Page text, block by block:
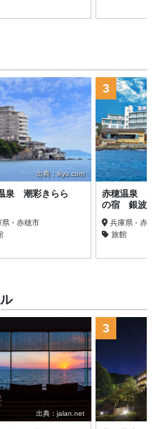
出典：ikyu.com
泉 潮彩きらら
県 - 赤穂市
3
赤穂温泉
の宿 銀波
兵庫県 - 赤
旅館
出典：jalan.net
3